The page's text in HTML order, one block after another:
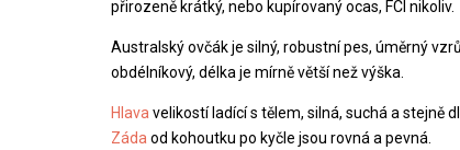
přirozeně krátký, nebo kupírovaný ocas, FCI nikoliv.
Australský ovčák je silný, robustní pes, úměrný
obdélníkový, délka je mírně větší než výška.
Hlava velikostí ladící s tělem, silná, suchá a stejně
Záda od kohoutku po kyčle jsou rovná a pevná.